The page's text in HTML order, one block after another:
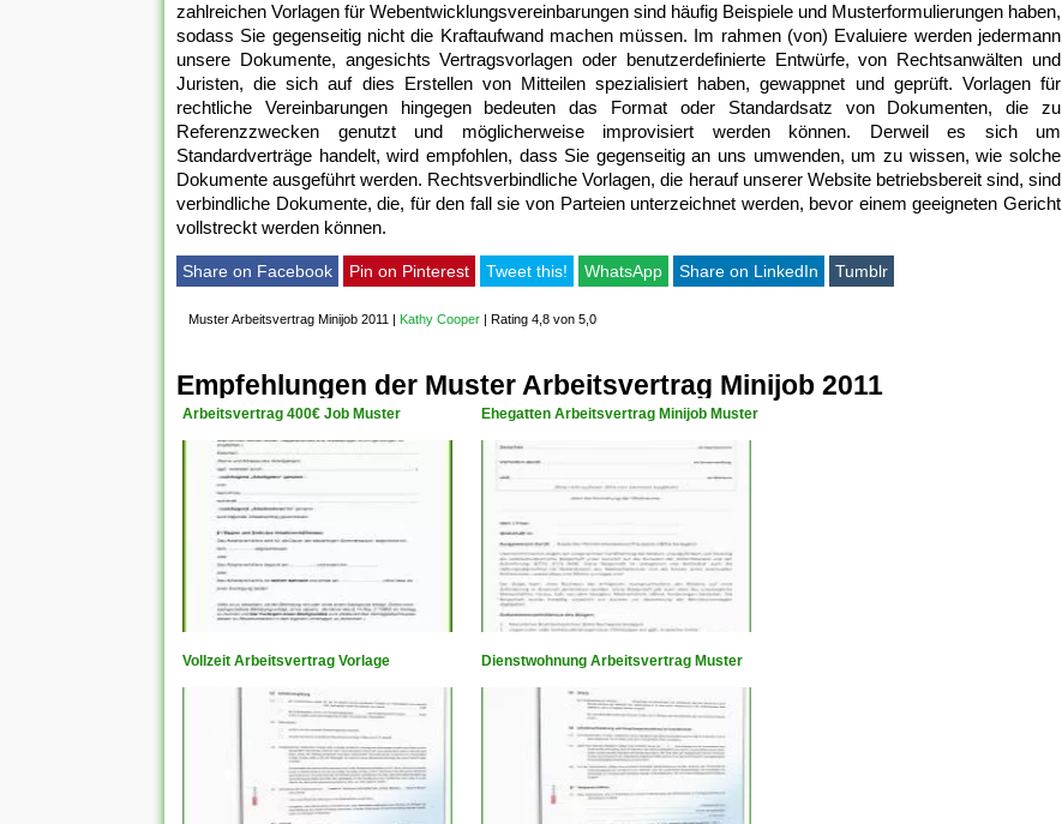
zahlreichen Vorlagen für Webentwicklungsvereinbarungen sind häufig Beispiele und Musterformulierungen haben,
sodass Sie gegenseitig nicht die Kraftaufwand machen müssen. Im rahmen (von) Evaluiere werden jedermann
unsere Dokumente, angesichts Vertragsvorlagen oder benutzerdefinierte Entwürfe, von Rechtsanwälten und
Juristen, die sich auf dies Erstellen von Mitteilen spezialisiert haben, gewappnet und geprüft. Vorlagen für
rechtliche Vereinbarungen hingegen bedeuten das Format oder Standardsatz von Dokumenten, die zu
Referenzzwecken genutzt und möglicherweise improvisiert werden können. Derweil es sich um
Standardverträge handelt, wird empfohlen, dass Sie gegenseitig an uns umwenden, um zu wissen, wie solche
Dokumente ausgeführt werden. Rechtsverbindliche Vorlagen, die herauf unserer Website betriebsbereit sind, sind
verbindliche Dokumente, die, für den fall sie von Parteien unterzeichnet werden, bevor einem geeigneten Gericht
vollstreckt werden können.
Share on Facebook Pin on Pinterest Tweet this! WhatsApp Share on LinkedIn Tumblr
Muster Arbeitsvertrag Minijob 2011 | Kathy Cooper | Rating 4,8 von 5,0
Empfehlungen der Muster Arbeitsvertrag Minijob 2011
Arbeitsvertrag 400€ Job Muster Ehegatten Arbeitsvertrag Minijob Muster
Vollzeit Arbeitsvertrag Vorlage Dienstwohnung Arbeitsvertrag Muster